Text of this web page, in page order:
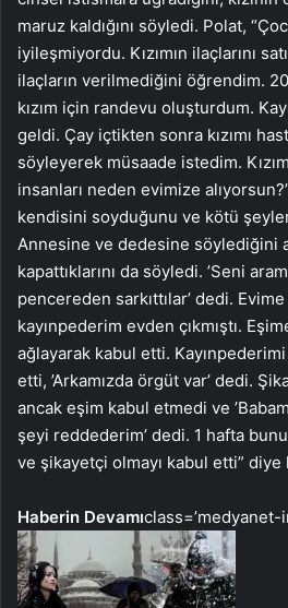
maruz kaldığını söyledi. Polat,
iyileşmiyordu. Kızımın ilaçlarını
ilaçların verilmediğini öğrendim.
kızım için randevu oluşturdum.
geldi. Çay içtikten sonra kızımı
söyleyerek müsaade istedim.
insanları neden evimize
kendisini soyduğunu ve kötü
Annesine ve dedesine söylediğini
kapattıklarını da söyledi. ’Seni
pencereden sarkıttılar’ dedi.
kayınpederim evden çıkmıştı.
ağlayarak kabul etti.
etti, ’Arkamızda örgüt var’ dedi.
ancak eşim kabul etmedi ve
şeyi reddederim’ dedi. 1 hafta
ve şikayetçi olmayı kabul etti” diye
Haberin Devamıclass=’medyanet-